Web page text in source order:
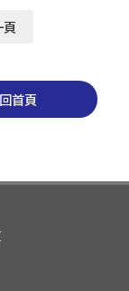
回首頁